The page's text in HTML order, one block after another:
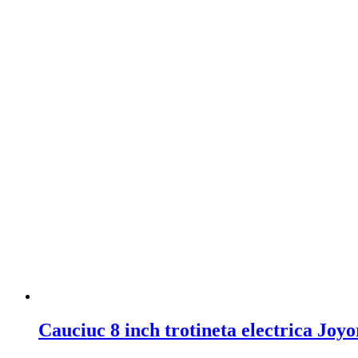
Cauciuc 8 inch trotineta electrica